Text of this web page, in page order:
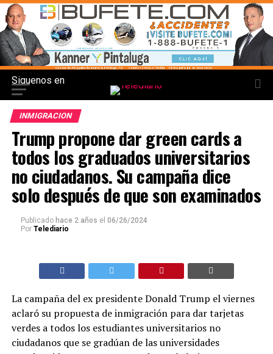
Siguenos en
INMIGRACION
Trump propone dar green cards a
todos los graduados universitarios
no ciudadanos. Su campaña dice
solo después de que son examinados
Publicado hace 2 años el 06/26/2024
Por Telediario
La campaña del ex presidente Donald Trump el viernes
aclaró su propuesta de inmigración para dar tarjetas
verdes a todos los estudiantes universitarios no
ciudadanos que se gradúan de las universidades